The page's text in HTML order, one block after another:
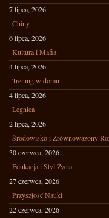
7 lipca, 2026
Chiny
6 lipca, 2026
Kultura i Mafia
4 lipca, 2026
Trening w domu
4 lipca, 2026
Legnica
2 lipca, 2026
Środowisko i Zrównoważony
30 czerwca, 2026
Edukacja i Styl Życia
27 czerwca, 2026
Przyszłość Nauki
22 czerwca, 2026